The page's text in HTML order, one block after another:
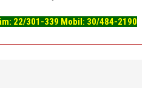
22/301-339 Mobil: 30/484-2190